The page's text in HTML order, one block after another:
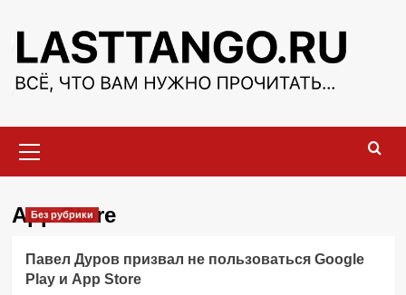
содержимому
меню
App Store
Без рубрики
Павел Дуров призвал не пользоваться Google
Play и App Store